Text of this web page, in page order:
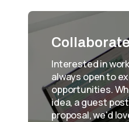
Interested in
always open to
opportunities.
idea, a guest
proposal, we'd